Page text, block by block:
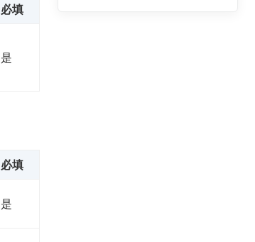
必填
是
必填
是